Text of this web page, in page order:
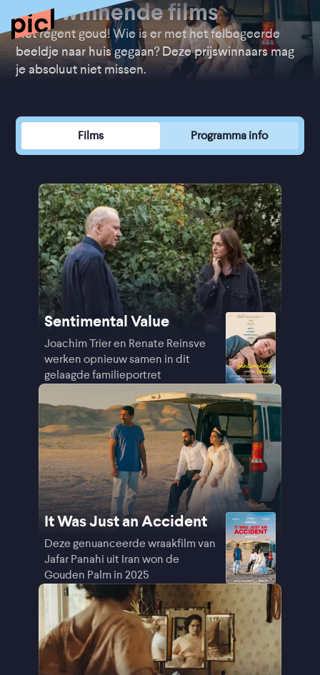
Prijswinnende films
Het regent goud! Wie is er met het felbegeerde
beeldje naar huis gegaan? Deze prijswinnaars mag
je absoluut niet missen.
Films Programma info
Sentimental Value
Joachim Trier en Renate Reinsve
werken opnieuw samen in dit
gelaagde familieportret
It Was Just an Accident
Deze genuanceerde wraakfilm van
Jafar Panahi uit Iran won de
Gouden Palm in 2025